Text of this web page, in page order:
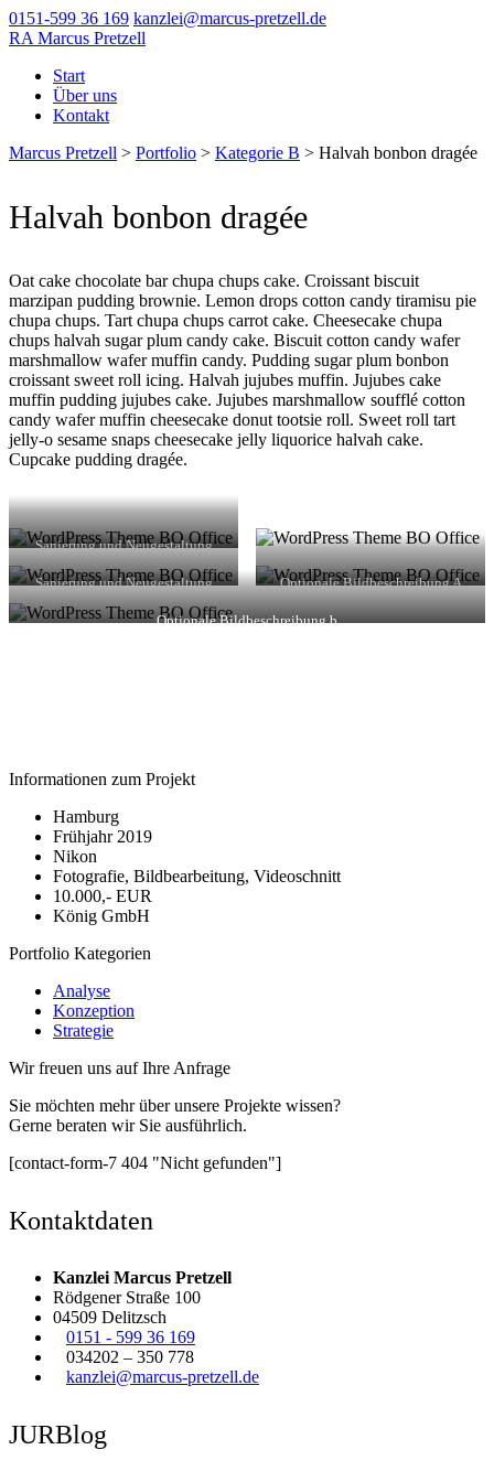
0151-599 36 169 kanzlei@marcus-pretzell.de
RA Marcus Pretzell
Start
Über uns
Kontakt
Marcus Pretzell > Portfolio > Kategorie B > Halvah bonbon dragée
Halvah bonbon dragée
Oat cake chocolate bar chupa chups cake. Croissant biscuit
marzipan pudding brownie. Lemon drops cotton candy tiramisu pie
chupa chups. Tart chupa chups carrot cake. Cheesecake chupa
chups halvah sugar plum candy cake. Biscuit cotton candy wafer
marshmallow wafer muffin candy. Pudding sugar plum bonbon
croissant sweet roll icing. Halvah jujubes muffin. Jujubes cake
muffin pudding jujubes cake. Jujubes marshmallow soufflé cotton
candy wafer muffin cheesecake donut tootsie roll. Sweet roll tart
jelly-o sesame snaps cheesecake jelly liquorice halvah cake.
Cupcake pudding dragée.
Sanierung und Neugestaltung
Sanierung und Neugestaltung Optionale Bildbeschreibung A
Optionale Bildbeschreibung b
Informationen zum Projekt
Hamburg
Frühjahr 2019
Nikon
Fotografie, Bildbearbeitung, Videoschnitt
10.000,- EUR
König GmbH
Portfolio Kategorien
Analyse
Konzeption
Strategie
Wir freuen uns auf Ihre Anfrage
Sie möchten mehr über unsere Projekte wissen?
Gerne beraten wir Sie ausführlich.
[contact-form-7 404 "Nicht gefunden"]
Kontaktdaten
Kanzlei Marcus Pretzell
Rödgener Straße 100
04509 Delitzsch
0151 - 599 36 169
034202 – 350 778
kanzlei@marcus-pretzell.de
JURBlog